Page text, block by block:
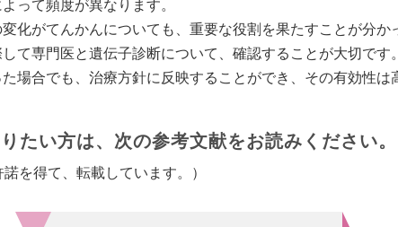
って頻度が異なります。
化がてんかんについても、重要な役割を果たすことが分か
て専門医と遺伝子診断について、確認することが大切です。
場合でも、治療方針に反映することができ、その有効性は
たい方は、次の参考文献をお読みください。
を得て、転載しています。）